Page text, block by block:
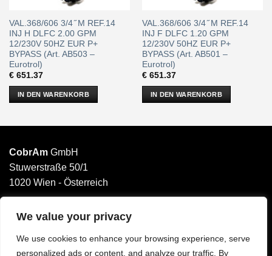
We value your privacy
We use cookies to enhance your browsing experience, serve
personalized ads or content, and analyze our traffic. By
VAL.368/606 3/4 ̋ M REF.14
INJ H DLFC 2.00 GPM
12/230V 50HZ EUR P+
BYPASS (Art. AB503 –
Eurotrol)
€651.37
IN DEN WARENKORB
VAL.368/606 3/4 ̋ M REF.14
INJ F DLFC 1.20 GPM
12/230V 50HZ EUR P+
BYPASS (Art. AB501 –
Eurotrol)
€651.37
IN DEN WARENKORB
CobrAm GmbH
Stuwerstraße 50/1
1020 Wien - Österreich
______________________
Email: office@cobram.gmbh
Impressum